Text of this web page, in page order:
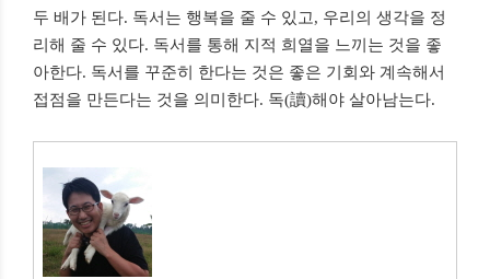
두 배가 된다. 독서는 행복을 줄 수 있고, 우리의 생각을 정
리해 줄 수 있다. 독서를 통해 지적 희열을 느끼는 것을 좋
아한다. 독서를 꾸준히 한다는 것은 좋은 기회와 계속해서
접점을 만든다는 것을 의미한다. 독(讀)해야 살아남는다.